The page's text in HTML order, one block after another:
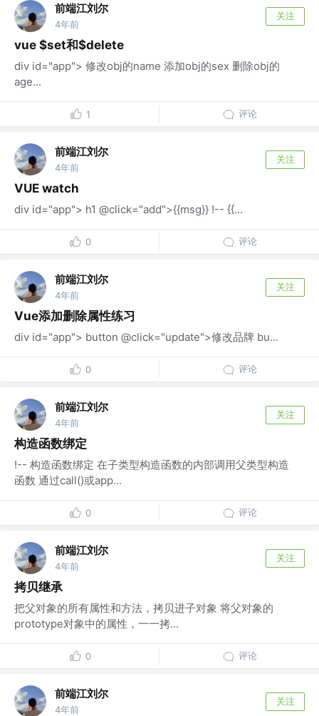
前端江刘尔
4年前
关注
vue $set和$delete
div id="app"> 修改obj的name 添加obj的sex 删除obj的
age...
1 评论
前端江刘尔
4年前
关注
VUE watch
div id="app"> h1 @click="add">{{msg}} !-- {{...
0 评论
前端江刘尔
4年前
关注
Vue添加删除属性练习
div id="app"> button @click="update">修改品牌 bu...
0 评论
前端江刘尔
4年前
关注
构造函数绑定
!-- 构造函数绑定 在子类型构造函数的内部调用父类型构造
函数 通过call()或app...
0 评论
前端江刘尔
4年前
关注
拷贝继承
把父对象的所有属性和方法，拷贝进子对象 将父对象的
prototype对象中的属性，一一拷...
0 评论
前端江刘尔
4年前
关注